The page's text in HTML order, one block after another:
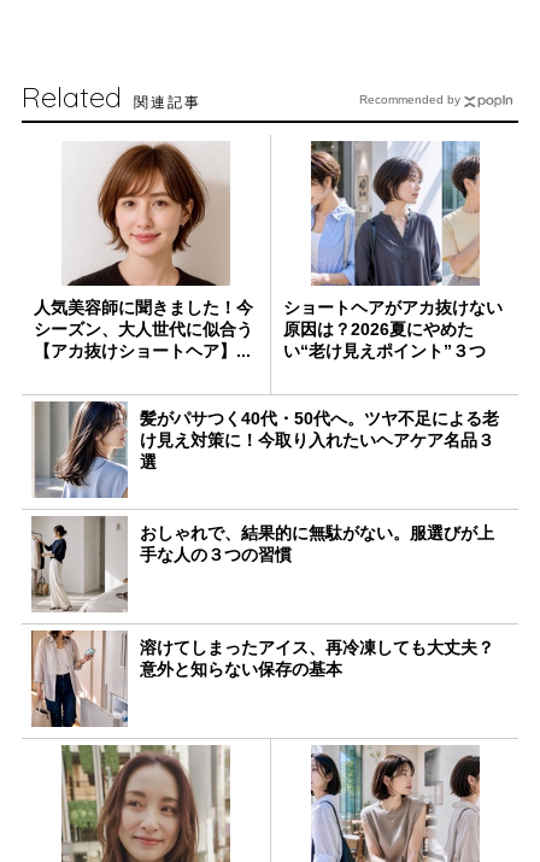
Related 関連記事
人気美容師に聞きました！今
シーズン、大人世代に似合う
【アカ抜けショートヘア】...
ショートヘアがアカ抜けない
原因は？2026夏にやめた
い“老け見えポイント”３つ
髪がパサつく40代・50代へ。ツヤ不足による老
け見え対策に！今取り入れたいヘアケア名品３
選
おしゃれで、結果的に無駄がない。服選びが上
手な人の３つの習慣
溶けてしまったアイス、再冷凍しても大丈夫？
意外と知らない保存の基本
Recommended by